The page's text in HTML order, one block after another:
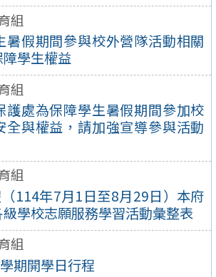
組
暑假期間參與校外營隊活動相關
學生權益
組
護處為保障學生暑假期間參加校
全與權益，請加強宣導參與活動
組
114年7月1日至8月29日）本府
學校志願服務學習活動彙整表
組
期開學日行程